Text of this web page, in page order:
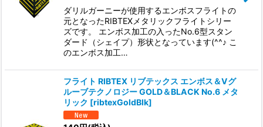
ダリルガーニーが使用するエンボスフライトの
元となったRIBTEXメタリックフライトシリー
ズです。 エンボス加工の入ったNo.6型スタン
ダード（シェイプ）形状となっています(^^♪ こ
のエンボス加工…
フライト RIBTEX リブテックス エンボス＆Vグ
ルーブテクノロジー GOLD＆BLACK No.6 メタ
リック [ribtexGoldBlk]